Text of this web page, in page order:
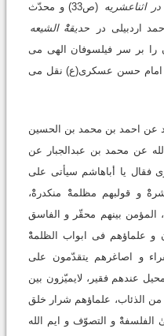
در اثناعشریه
(ص33) و محدّث
حدیقهْْ الشیعه
را بر سر فیلسوفان الهی می
امام حسن عسکری(ع) نقل می
عن احمد بن محمد بن الحسین
عن محمد بن عبدالجبار عن
فقال یا أباهاشم سیأتی علی
و قولبهم مظلمهْْ منکدرهْْ،
المؤمن بینهم محقّر و الفاسق
و علماؤهم فی ابواب الظلمهْْ
و اصاغرهم یتقدّمون علی
عندهم فقیر، لایمیّزون بین
من الذئاب، علماؤهم شرار خلق
الفلسفهْْ و التصوّف و ایم الله